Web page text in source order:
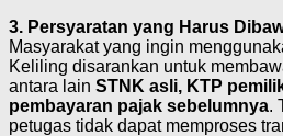
3. Persyaratan yang Harus
Masyarakat yang ingin
Keliling disarankan untuk
antara lain STNK asli, KTP
pembayaran pajak sebelumnya.
petugas tidak dapat memproses